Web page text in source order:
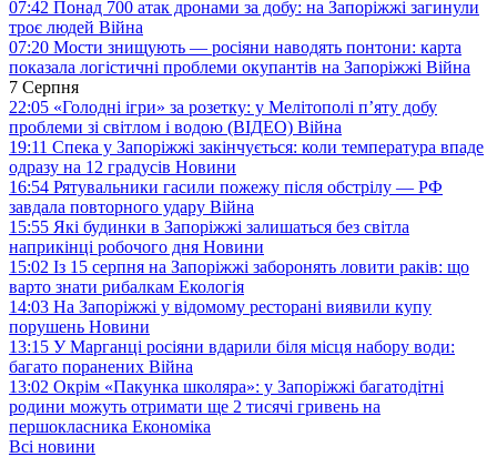
07:42 Понад 700 атак дронами за добу: на Запоріжжі загинули
троє людей Війна
07:20 Мости знищують — росіяни наводять понтони: карта
показала логістичні проблеми окупантів на Запоріжжі Війна
7 Серпня
22:05 «Голодні ігри» за розетку: у Мелітополі п’яту добу
проблеми зі світлом і водою (ВІДЕО) Війна
19:11 Спека у Запоріжжі закінчується: коли температура впаде
одразу на 12 градусів Новини
16:54 Рятувальники гасили пожежу після обстрілу — РФ
завдала повторного удару Війна
15:55 Які будинки в Запоріжжі залишаться без світла
наприкінці робочого дня Новини
15:02 Із 15 серпня на Запоріжжі заборонять ловити раків: що
варто знати рибалкам Екологія
14:03 На Запоріжжі у відомому ресторані виявили купу
порушень Новини
13:15 У Марганці росіяни вдарили біля місця набору води:
багато поранених Війна
13:02 Окрім «Пакунка школяра»: у Запоріжжі багатодітні
родини можуть отримати ще 2 тисячі гривень на
першокласника Економіка
Всі новини